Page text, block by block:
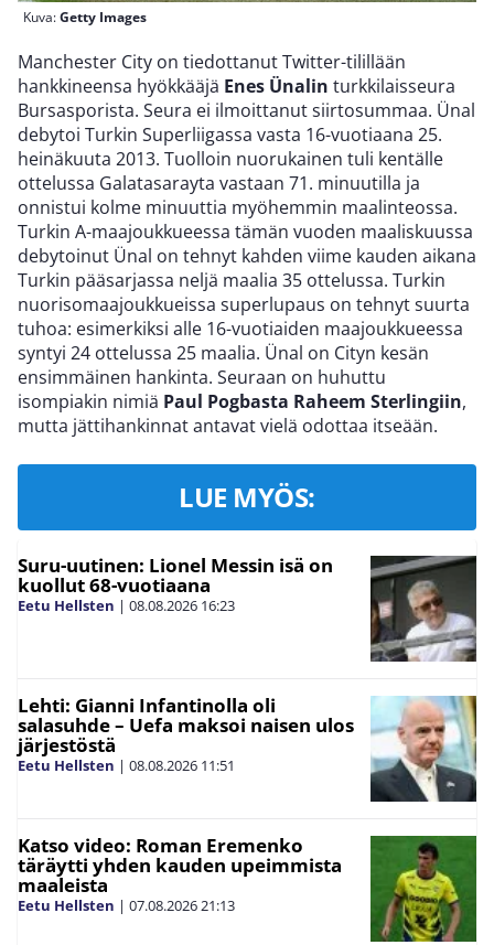
Kuva:Getty Images
Manchester City on tiedottanut Twitter-tilillään
hankkineensa hyökkääjä Enes Ünalin turkkilaisseura
Bursasporista. Seura ei ilmoittanut siirtosummaa. Ünal
debytoi Turkin Superliigassa vasta 16-vuotiaana 25.
heinäkuuta 2013. Tuolloin nuorukainen tuli kentälle
ottelussa Galatasarayta vastaan 71. minuutilla ja
onnistui kolme minuuttia myöhemmin maalinteossa.
Turkin A-maajoukkueessa tämän vuoden maaliskuussa
debytoinut Ünal on tehnyt kahden viime kauden aikana
Turkin pääsarjassa neljä maalia 35 ottelussa. Turkin
nuorisomaajoukkueissa superlupaus on tehnyt suurta
tuhoa: esimerkiksi alle 16-vuotiaiden maajoukkueessa
syntyi 24 ottelussa 25 maalia. Ünal on Cityn kesän
ensimmäinen hankinta. Seuraan on huhuttu
isompiakin nimiä Paul Pogbasta Raheem Sterlingiin,
mutta jättihankinnat antavat vielä odottaa itseään.
LUE MYÖS:
Suru-uutinen: Lionel Messin isä on
kuollut 68-vuotiaana
Eetu Hellsten | 08.08.2026 16:23
Lehti: Gianni Infantinolla oli
salasuhde – Uefa maksoi naisen ulos
järjestöstä
Eetu Hellsten | 08.08.2026 11:51
Katso video: Roman Eremenko
täräytti yhden kauden upeimmista
maaleista
Eetu Hellsten | 07.08.202621:13